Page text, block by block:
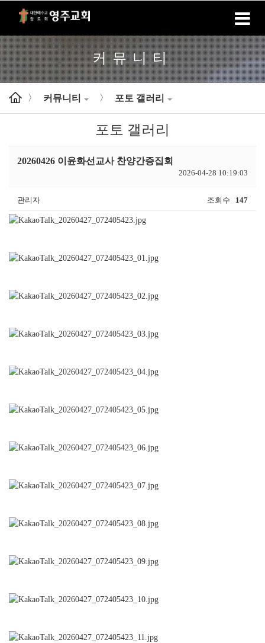
홈 로그인 회원가입
커뮤니티
> 커뮤니티 > 포토 갤러리
포토 갤러리
20260426 이윤화선교사 찬양간증집회
2026-04-28 10:19:03
관리자 조회수 147